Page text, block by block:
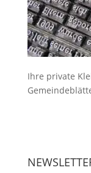
Ihre private